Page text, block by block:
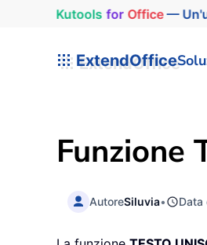
Kutools for Office—
ExtendOffice
Funzione
AutoreSiluvia• Data